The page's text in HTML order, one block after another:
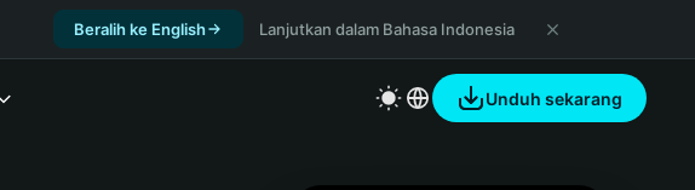
Beralih ke English Lanjutkan dalam Bahasa Indonesia
Unduh sekarang